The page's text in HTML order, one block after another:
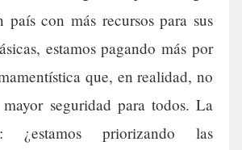
con más recursos para sus
estamos pagando más por
que, en realidad, no
seguridad para todos. La
¿estamos priorizando las